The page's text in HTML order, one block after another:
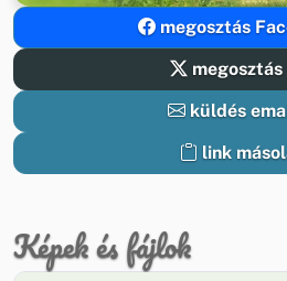
megosztás
megosztás
küldés
link
Képek és fájlok